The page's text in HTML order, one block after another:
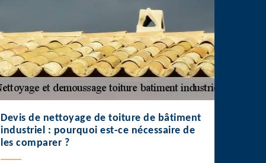
Devis de nettoyage de toiture de bâtiment
industriel : pourquoi est-ce nécessaire de
les comparer ?